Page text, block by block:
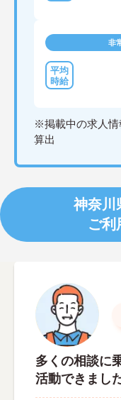
非
※掲載中の求人情
算出
神奈川
ご利
多くの相談に
活動できまし